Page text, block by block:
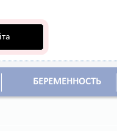
БЕРЕМЕННОСТЬ